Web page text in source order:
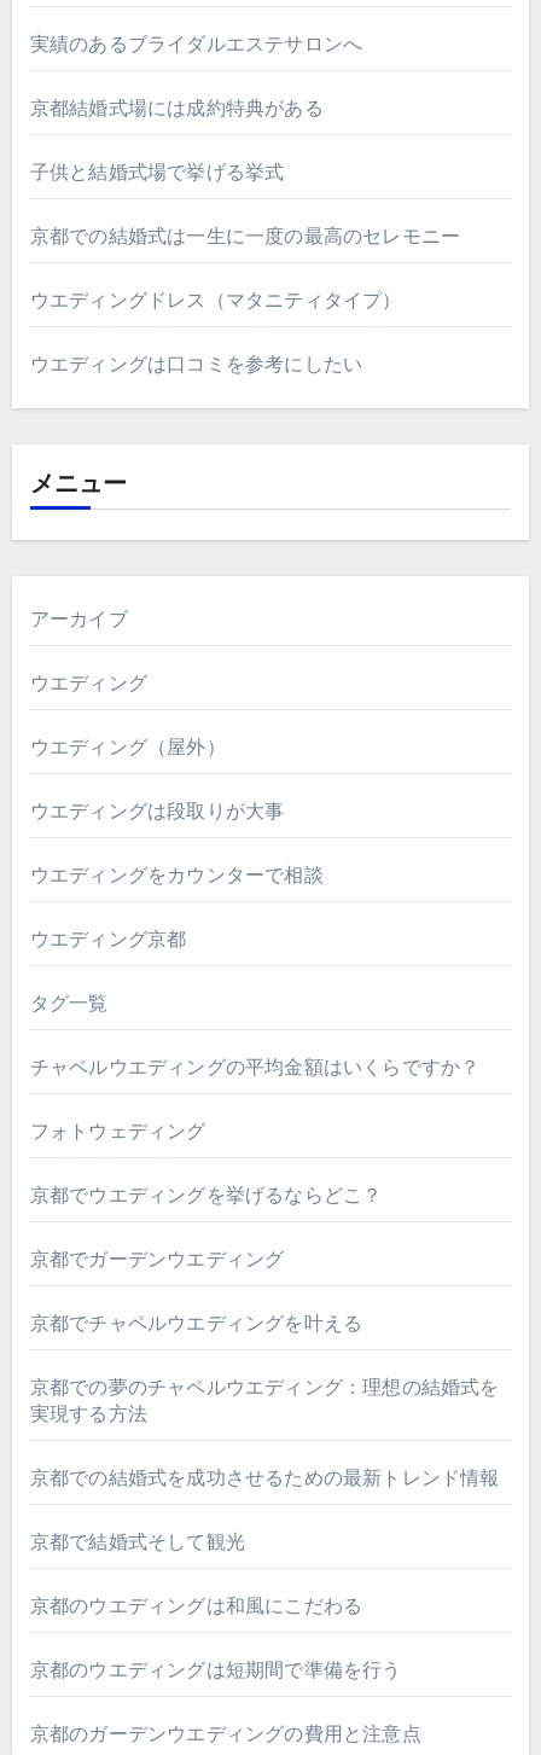
実績のあるブライダルエステサロンへ
京都結婚式場には成約特典がある
子供と結婚式場で挙げる挙式
京都での結婚式は一生に一度の最高のセレモニー
ウエディングドレス（マタニティタイプ）
ウエディングは口コミを参考にしたい
メニュー
アーカイブ
ウエディング
ウエディング（屋外）
ウエディングは段取りが大事
ウエディングをカウンターで相談
ウエディング京都
タグ一覧
チャペルウエディングの平均金額はいくらですか？
フォトウェディング
京都でウエディングを挙げるならどこ？
京都でガーデンウエディング
京都でチャペルウエディングを叶える
京都での夢のチャペルウエディング：理想の結婚式を
実現する方法
京都での結婚式を成功させるための最新トレンド情報
京都で結婚式そして観光
京都のウエディングは和風にこだわる
京都のウエディングは短期間で準備を行う
京都のガーデンウエディングの費用と注意点